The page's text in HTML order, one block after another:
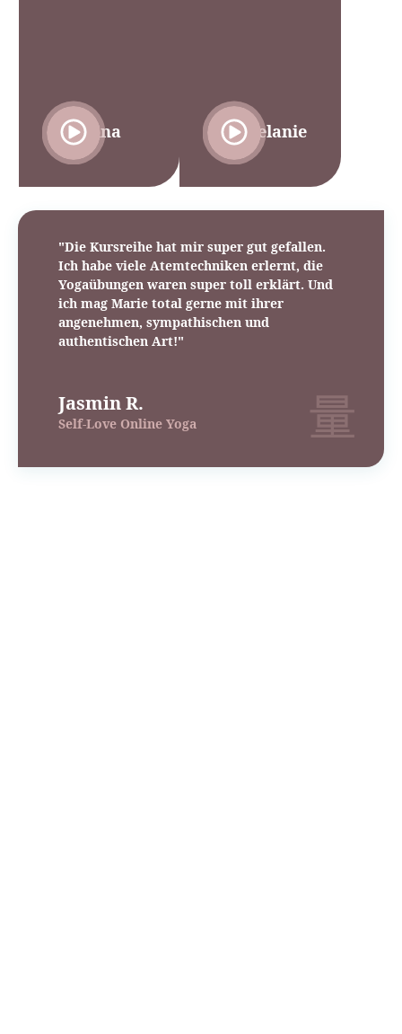
Nina Melanie
"Die Kursreihe hat mir super gut gefallen.
Ich habe viele Atemtechniken erlernt, die
Yogaübungen waren super toll erklärt. Und
ich mag Marie total gerne mit ihrer
angenehmen, sympathischen und
authentischen Art!"
Jasmin R.
Self-Love Online Yoga